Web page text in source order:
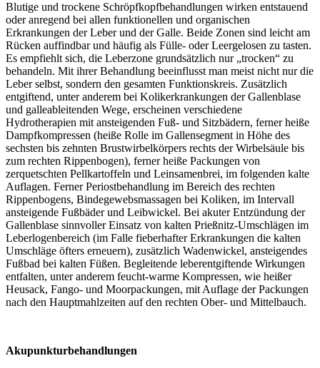
Blutige und trockene Schröpfkopfbehandlungen wirken entstauend
oder anregend bei allen funktionellen und organischen
Erkrankungen der Leber und der Galle. Beide Zonen sind leicht am
Rücken auffindbar und häufig als Fülle- oder Leergelosen zu tasten.
Es empfiehlt sich, die Leberzone grundsätzlich nur „trocken“ zu
behandeln. Mit ihrer Behandlung beeinflusst man meist nicht nur die
Leber selbst, sondern den gesamten Funktionskreis. Zusätzlich
entgiftend, unter anderem bei Kolikerkrankungen der Gallenblase
und galleableitenden Wege, erscheinen verschiedene
Hydrotherapien mit ansteigenden Fuß- und Sitzbädern, ferner heiße
Dampfkompressen (heiße Rolle im Gallensegment in Höhe des
sechsten bis zehnten Brustwirbelkörpers rechts der Wirbelsäule bis
zum rechten Rippenbogen), ferner heiße Packungen von
zerquetschten Pellkartoffeln und Leinsamenbrei, im folgenden kalte
Auflagen. Ferner Periostbehandlung im Bereich des rechten
Rippenbogens, Bindegewebsmassagen bei Koliken, im Intervall
ansteigende Fußbäder und Leibwickel. Bei akuter Entzündung der
Gallenblase sinnvoller Einsatz von kalten Prießnitz-Umschlägen im
Leberlogenbereich (im Falle fieberhafter Erkrankungen die kalten
Umschläge öfters erneuern), zusätzlich Wadenwickel, ansteigendes
Fußbad bei kalten Füßen. Begleitende leberentgiftende Wirkungen
entfalten, unter anderem feucht-warme Kompressen, wie heißer
Heusack, Fango- und Moorpackungen, mit Auflage der Packungen
nach den Hauptmahlzeiten auf den rechten Ober- und Mittelbauch.
Akupunkturbehandlungen